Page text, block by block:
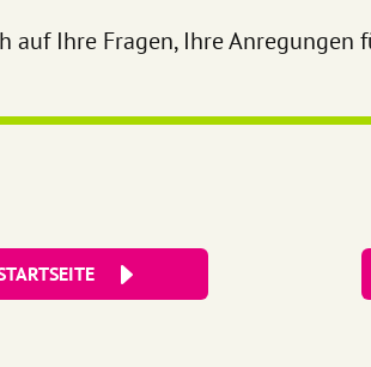
auf Ihre Fragen, Ihre